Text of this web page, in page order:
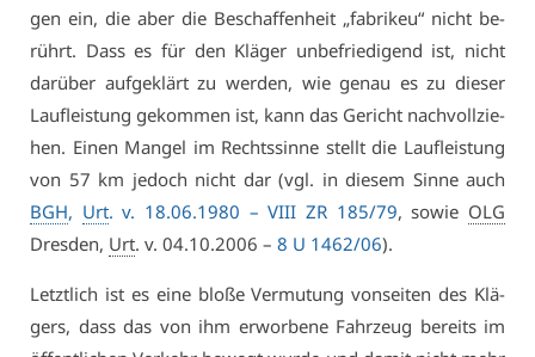
gen ein, die aber die Be­schaf­fen­heit „fa­bri­keu“ nicht be­
rührt. Dass es für den Klä­ger un­be­frie­di­gend ist, nicht
dar­über auf­ge­klärt zu wer­den, wie ge­nau es zu die­ser
Lauf­leis­tung ge­kom­men ist, kann das Ge­richt nach­voll­zie­
hen. Ei­nen Man­gel im Rechts­sin­ne stellt die Lauf­leis­tung
von 57 km je­doch nicht dar (vgl. in die­sem Sin­ne auch
BGH, Urt. v. 18.06.1980 –VI­II ZR 185/79, so­wie OLG
Dres­den, Urt. v. 04.10.2006 – 8 U 1462/06).
Letzt­lich ist es ei­ne blo­ße Ver­mu­tung von­sei­ten des Klä­
gers, dass das von ihm er­wor­be­ne Fahr­zeug be­reits im